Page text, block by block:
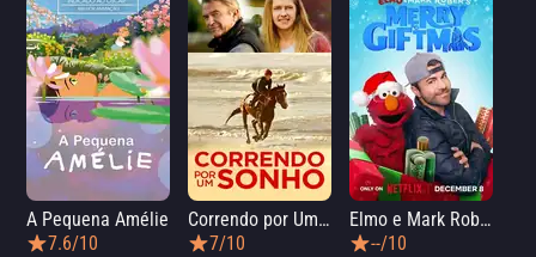
A Pequena Amélie
7.6/10
Correndo por Um Sonho
7/10
Elmo e Mark Rober na Oficina de Natal
--/10